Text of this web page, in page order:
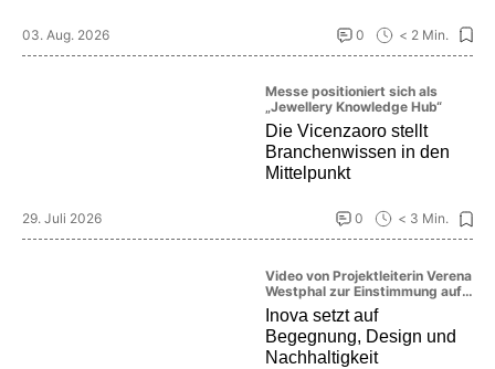
03. Aug. 2026 0 < 2 Min.
Messe positioniert sich als
„Jewellery Knowledge Hub“
Die Vicenzaoro stellt
Branchenwissen in den
Mittelpunkt
29. Juli 2026 0 < 3 Min.
Video von Projektleiterin Verena
Westphal zur Einstimmung auf
die Messe
Inova setzt auf
Begegnung, Design und
Nachhaltigkeit